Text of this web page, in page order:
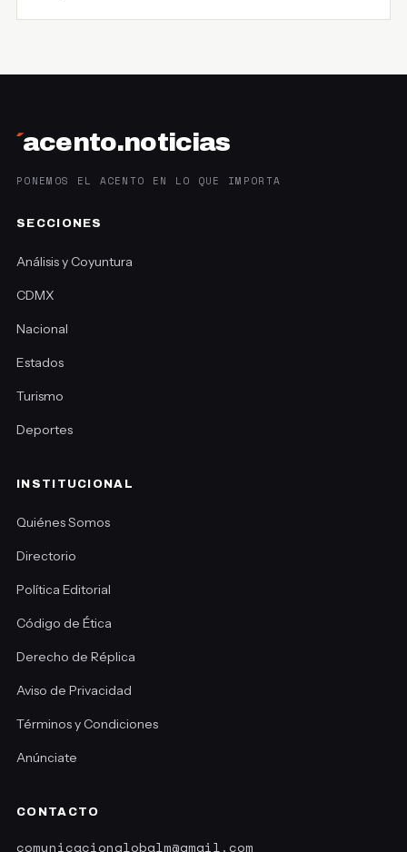
´acento.noticias
PONEMOS EL ACENTO EN LO QUE IMPORTA
SECCIONES
Análisis y Coyuntura
CDMX
Nacional
Estados
Turismo
Deportes
INSTITUCIONAL
Quiénes Somos
Directorio
Política Editorial
Código de Ética
Derecho de Réplica
Aviso de Privacidad
Términos y Condiciones
Anúnciate
CONTACTO
comunicacionglobalm@gmail.com